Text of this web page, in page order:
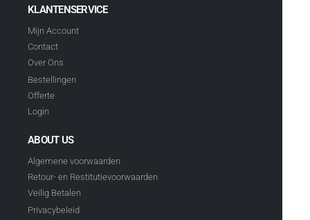
KLANTENSERVICE
Mijn Account
Contact
Over Ons
Bestellingen
Offerte
Login
ABOUT US
Algemene voorwaarden
Retour- en Restitutievoorwaarden
Veilig Betalen
Privacybeleid